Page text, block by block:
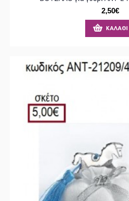
2,50€
ΚΑΛΆΘΙ